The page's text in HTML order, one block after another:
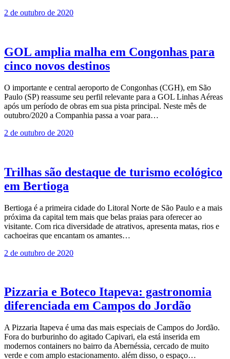
2 de outubro de 2020
GOL amplia malha em Congonhas para
cinco novos destinos
O importante e central aeroporto de Congonhas (CGH), em São
Paulo (SP) reassume seu perfil relevante para a GOL Linhas Aéreas
após um período de obras em sua pista principal. Neste mês de
outubro/2020 a Companhia passa a voar para…
2 de outubro de 2020
Trilhas são destaque de turismo ecológico
em Bertioga
Bertioga é a primeira cidade do Litoral Norte de São Paulo e a mais
próxima da capital tem mais que belas praias para oferecer ao
visitante. Com rica diversidade de atrativos, apresenta matas, rios e
cachoeiras que encantam os amantes…
2 de outubro de 2020
Pizzaria e Boteco Itapeva: gastronomia
diferenciada em Campos do Jordão
A Pizzaria Itapeva é uma das mais especiais de Campos do Jordão.
Fora do burburinho do agitado Capivari, ela está inserida em
modernos containers no bairro da Abernéssia, cercado de muito
verde e com amplo estacionamento. além disso, o espaço…